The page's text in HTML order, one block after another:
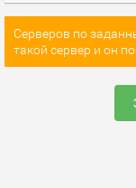
Серверов по
такой сервер и он